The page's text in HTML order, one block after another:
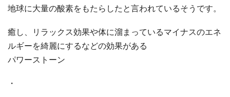
地球に大量の酸素をもたらしたと言われているそうです。
癒し、リラックス効果や体に溜まっているマイナスのエネ
ルギーを綺麗にするなどの効果がある
パワーストーン
・